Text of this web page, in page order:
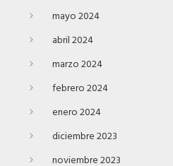
mayo 2024
abril 2024
marzo 2024
febrero 2024
enero 2024
diciembre 2023
noviembre 2023